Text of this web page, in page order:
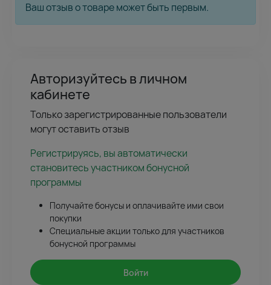
Ваш отзыв о товаре может быть первым.
Авторизуйтесь в личном
кабинете
Только зарегистрированные пользователи
могут оставить отзыв
Регистрируясь, вы автоматически
становитесь участником бонусной
программы
Получайте бонусы и оплачивайте ими свои
покупки
Специальные акции только для участников
бонусной программы
Войти